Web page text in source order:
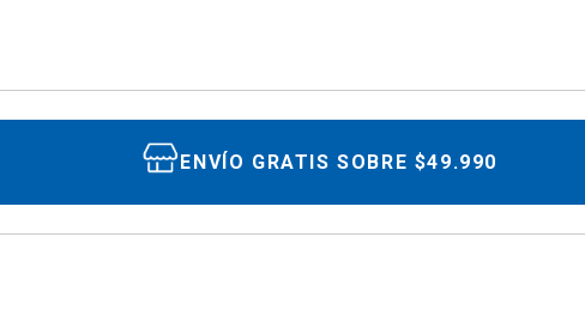
ENVÍO GRATIS SOBRE $49.990